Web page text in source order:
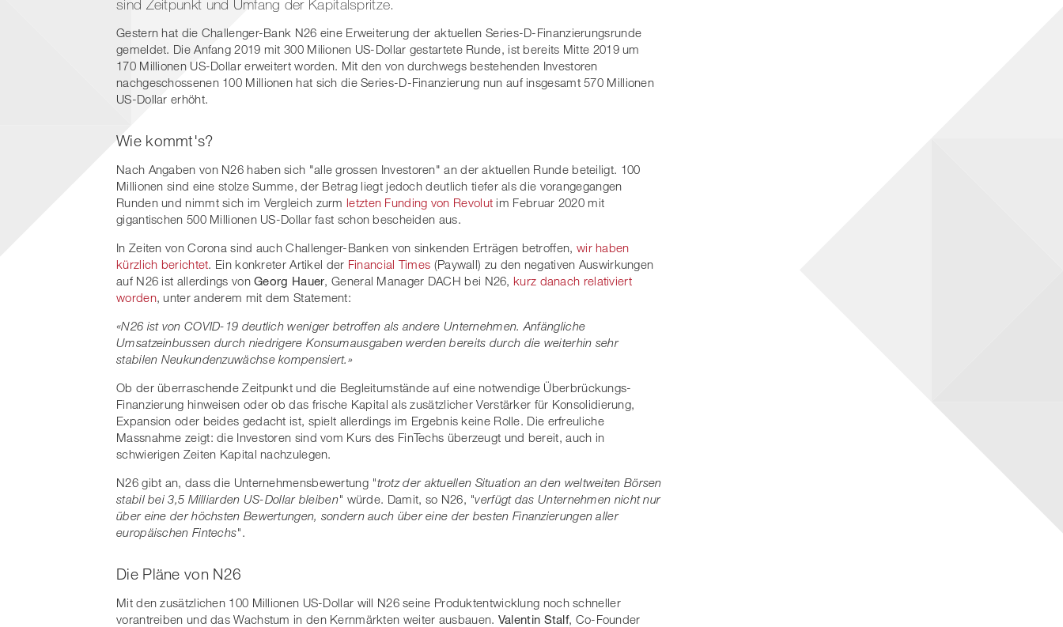
sind Zeitpunkt und Umfang der Kapitalspritze.
Gestern hat die Challenger-Bank N26 eine Erweiterung der aktuellen Series-D-Finanzierungsrunde
gemeldet. Die Anfang 2019 mit 300 Milionen US-Dollar gestartete Runde, ist bereits Mitte 2019 um
170 Millionen US-Dollar erweitert worden. Mit den von durchwegs bestehenden Investoren
nachgeschossenen 100 Millionen hat sich die Series-D-Finanzierung nun auf insgesamt 570 Millionen
US-Dollar erhöht.
Wie kommt's?
Nach Angaben von N26 haben sich "alle grossen Investoren" an der aktuellen Runde beteiligt. 100
Millionen sind eine stolze Summe, der Betrag liegt jedoch deutlich tiefer als die vorangegangen
Runden und nimmt sich im Vergleich zurm letzten Funding von Revolut im Februar 2020 mit
gigantischen 500 Millionen US-Dollar fast schon bescheiden aus.
In Zeiten von Corona sind auch Challenger-Banken von sinkenden Erträgen betroffen, wir haben
kürzlich berichtet. Ein konkreter Artikel der Financial Times (Paywall) zu den negativen Auswirkungen
auf N26 ist allerdings vonGeorg Hauer, General Manager DACH bei N26, kurz danach relativiert
worden, unter anderem mit dem Statement:
«N26 ist von COVID-19 deutlich weniger betroffen als andere Unternehmen. Anfängliche
Umsatzeinbussen durch niedrigere Konsumausgaben werden bereits durch die weiterhin sehr
stabilen Neukundenzuwächse kompensiert.»
Ob der überraschende Zeitpunkt und die Begleitumstände auf eine notwendige Überbrückungs-
Finanzierung hinweisen oder ob das frische Kapital als zusätzlicher Verstärker für Konsolidierung,
Expansion oder beides gedacht ist, spielt allerdings im Ergebnis keine Rolle. Die erfreuliche
Massnahme zeigt: die Investoren sind vom Kurs des FinTechs überzeugt und bereit, auch in
schwierigen Zeiten Kapital nachzulegen.
N26 gibt an, dass die Unternehmensbewertung "trotz der aktuellen Situation an den weltweiten Börsen
stabil bei 3,5 Milliarden US-Dollar bleiben" würde. Damit, so N26, "verfügt das Unternehmen nicht nur
über eine der höchsten Bewertungen, sondern auch über eine der besten Finanzierungen aller
europäischen Fintechs".
Die Pläne von N26
Mit den zusätzlichen 100 Millionen US-Dollar will N26 seine Produktentwicklung noch schneller
vorantreiben und das Wachstum in den Kernmärkten weiter ausbauen. Valentin Stalf, Co-Founder